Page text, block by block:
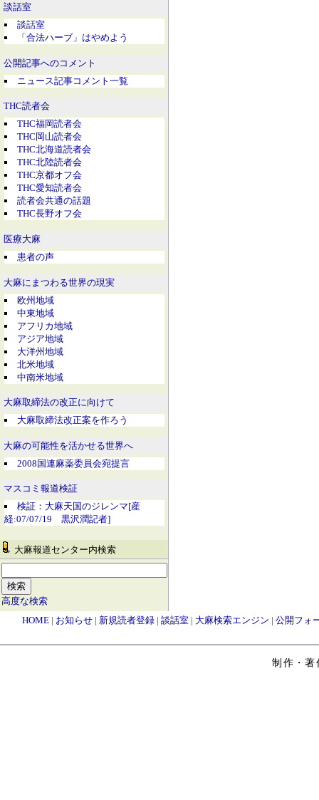
談話室
談話室
「合法ハーブ」はやめよう
公開記事へのコメント
ニュース記事コメント一覧
THC読者会
THC福岡読者会
THC岡山読者会
THC北海道読者会
THC北陸読者会
THC京都オフ会
THC愛知読者会
読者会共通の話題
THC長野オフ会
医療大麻
患者の声
大麻にまつわる世界の現実
欧州地域
中東地域
アフリカ地域
アジア地域
大洋州地域
北米地域
中南米地域
大麻取締法の改正に向けて
大麻取締法改正案を作ろう
大麻の可能性を活かせる世界へ
2008国連麻薬委員会宛提言
マスコミ報道検証
検証：大麻天国のジレンマ[産
経:07/07/19 黒沢潤記者]
大麻報道センター内検索
高度な検索
HOME | お知らせ | 新規読者登録 | 談話室 | 大麻検索エンジン | 公開フォ
制作・